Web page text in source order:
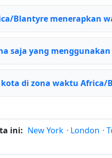
Blantyre menerapkan
saja yang
kota di zona waktu Africa/
ini: New York · London ·